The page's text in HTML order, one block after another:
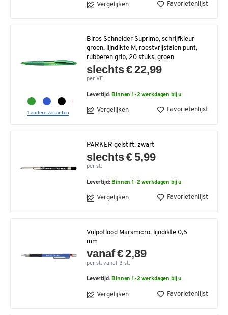
Vergelijken Favorietenlijst
1 andere varianten
Biros Schneider Suprimo, schrijfkleur
groen, lijndikte M, roestvrijstalen punt,
rubberen grip, 20 stuks, groen
slechts € 22,99
per VE
Levertijd: Binnen 1-2 werkdagen bij u
Vergelijken Favorietenlijst
PARKER gelstift, zwart
slechts € 5,99
per st.
Levertijd: Binnen 1-2 werkdagen bij u
Vergelijken Favorietenlijst
Vulpotlood Marsmicro, lijndikte 0,5
mm
vanaf € 2,89
per st. vanaf 3 st.
Levertijd: Binnen 1-2 werkdagen bij u
Vergelijken Favorietenlijst